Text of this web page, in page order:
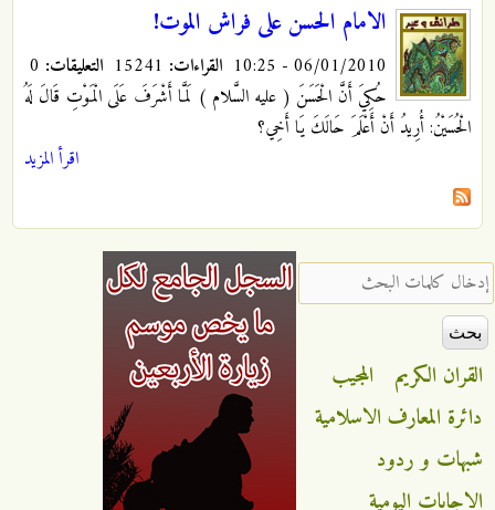
الامام الحسن على فراش الموت!
06/01/2010 - 10:25 القراءات: التعليقات:
حُكِيَ أَنَّ الْحَسَنَ ( عليه السَّلام ) لَمَّا أَشْرَفَ عَلَى الْمَوْتِ قَالَ لَهُ
الْحُسَيْنُ: أُرِيدُ أَنْ أَعْلَمَ حَالَكَ يَا أَخِي؟
اقرأ المزيد
‏إدخال كلمات البحث ‏
القران الكريم
المجيب
دائرة المعارف الاسلامية
شبهات و ردود
الاجابات اليومية